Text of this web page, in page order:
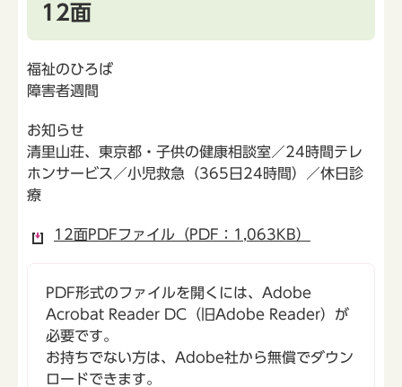
12面
福祉のひろば
障害者週間
お知らせ
清里山荘、東京都・子供の健康相談室／24時間テレ
ホンサービス／小児救急（365日24時間）／休日診
療
12面PDFファイル（PDF：1,063KB）
PDF形式のファイルを開くには、Adobe
Acrobat Reader DC（旧Adobe Reader）が
必要です。
お持ちでない方は、Adobe社から無償でダウン
ロードできます。